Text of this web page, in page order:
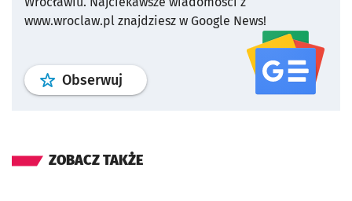
www.wroclaw.pl znajdziesz w Google News!
Obserwuj profil serwisu
ZOBACZ TAKŻE